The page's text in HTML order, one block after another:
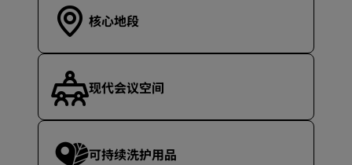
核心地段
现代会议空间
可持续洗护用品